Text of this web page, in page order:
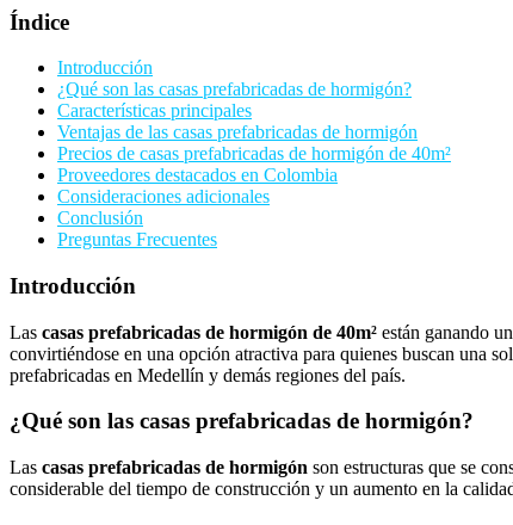
Índice
Introducción
¿Qué son las casas prefabricadas de hormigón?
Características principales
Ventajas de las casas prefabricadas de hormigón
Precios de casas prefabricadas de hormigón de 40m²
Proveedores destacados en Colombia
Consideraciones adicionales
Conclusión
Preguntas Frecuentes
Introducción
Las casas prefabricadas de hormigón de 40m² están ganando
convirtiéndose en una opción atractiva para quienes buscan una
prefabricadas en Medellín y demás regiones del país.
¿Qué son las casas prefabricadas de hormigón?
Las casas prefabricadas de hormigón son estructuras que se
considerable del tiempo de construcción y un aumento en la